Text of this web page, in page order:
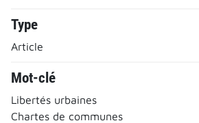
Type
Article
Mot-clé
Libertés urbaines
Chartes de communes